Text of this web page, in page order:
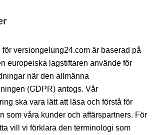
versiongelung24.com är baserad på
europeiska lagstiftaren använde för
när den allmänna
(GDPR) antogs. Vår
ska vara lätt att läsa och förstå för
som våra kunder och affärspartners. För
vill vi förklara den terminologi som